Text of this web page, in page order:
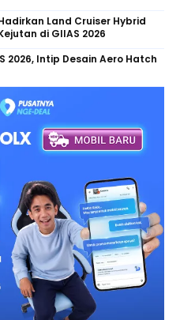
Land Cruiser Hybrid
di GIIAS 2026
2026, Intip Desain Aero Hatch